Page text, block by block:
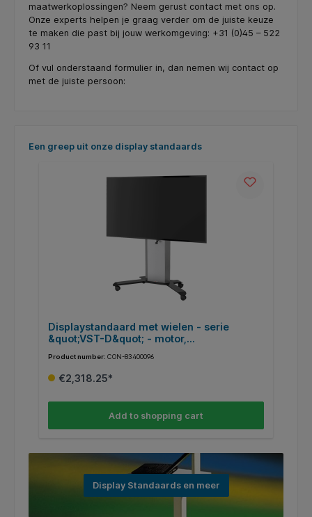
maatwerkoplossingen? Neem gerust contact met ons op.
Onze experts helpen je graag verder om de juiste keuze
te maken die past bij jouw werkomgeving: +31 (0)45 – 522
93 11
Of vul onderstaand formulier in, dan nemen wij contact op
met de juiste persoon:
Skip product gallery
Een greep uit onze display standaards
Displaystandaard met wielen - serie
&quot;VST-D&quot; - motor,
wielen
Product number: CON-83400096
€2,318.25*
Add to shopping cart
Display Standaards en meer